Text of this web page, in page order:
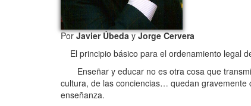
PorJavier ÚbedayJorge Cervera
El principio básico para el ordenamiento legal
Enseñar y educar no es otra cosa que
cultura, de las conciencias… quedan
enseñanza.